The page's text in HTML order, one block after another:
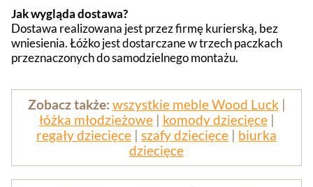
Jak wygląda dostawa?
Dostawa realizowana jest przez firmę kurierską, bez
wniesienia. Łóżko jest dostarczane w trzech paczkach
przeznaczonych do samodzielnego montażu.
Zobacz także: wszystkie meble Wood Luck
łóżka młodzieżowe| komody dziecięce|
regały dziecięce
szafy dziecięce
biurka
dziecięce